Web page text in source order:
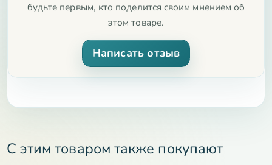
будьте первым, кто поделится своим мнением об
этом товаре.
Написать отзыв
С этим товаром также покупают